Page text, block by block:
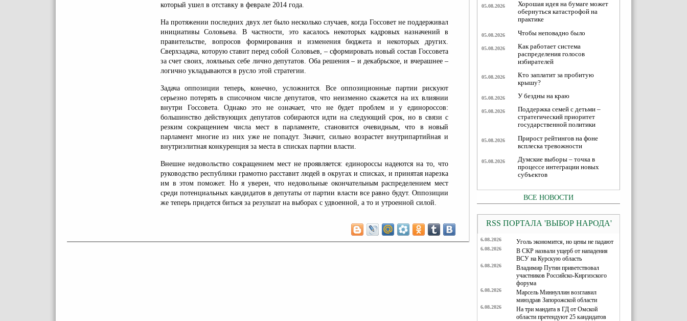
который ушел в отставку в феврале 2014 года.
На протяжении последних двух лет было несколько случаев, когда Госсовет не поддерживал
инициативы Соловьева. В частности, это касалось некоторых кадровых назначений в
правительстве, вопросов формирования и изменения бюджета и некоторых других.
Сверхзадача, которую ставит перед собой Соловьев, – сформировать новый состав Госсовета
за счет своих, лояльных себе лично депутатов. Оба решения – и декабрьское, и вчерашнее –
логично укладываются в русло этой стратегии.
Задача оппозиции теперь, конечно, усложнится. Все оппозиционные партии рискуют
серьезно потерять в списочном числе депутатов, что неизменно скажется на их влиянии
внутри Госсовета. Однако это не означает, что не будет проблем и у единороссов:
большинство действующих депутатов собираются идти на следующий срок, но в связи с
резким сокращением числа мест в парламенте, становится очевидным, что в новый
парламент многие из них уже не попадут. Значит, сильно возрастет внутрипартийная и
внутриэлитная конкуренция за места в списках партии власти.
Внешне недовольство сокращением мест не проявляется: единороссы надеются на то, что
руководство республики грамотно расставит людей в округах и списках, и принятая нарезка
им в этом поможет. Но я уверен, что недовольные окончательным распределением мест
среди потенциальных кандидатов в депутаты от партии власти все равно будут. Оппозиции
же теперь придется биться за результат на выборах с удвоенной, а то и утроенной силой.
05.08.2026
Хорошая идея на бумаге может
обернуться катастрофой на
практике
05.08.2026 Чтобы неповадно было
05.08.2026
Как работает система
распределения голосов
избирателей
05.08.2026
Кто заплатит за пробитую
крышу?
05.08.2026 У бездны на краю
05.08.2026
Поддержка семей с детьми –
стратегический приоритет
государственной политики
05.08.2026
Прирост рейтингов на фоне
всплеска тревожности
05.08.2026
Думские выборы – точка в
процессе интеграции новых
субъектов
ВСЕ НОВОСТИ
RSS ПОРТАЛА 'ВЫБОР НАРОДА'
6.08.2026 Уголь экономится, но цены не падают
6.08.2026
В СКР назвали ущерб от нападения
ВСУ на Курскую область
6.08.2026
Владимир Путин приветствовал
участников Российско-Киргизского
форума
6.08.2026
Марсель Миннуллин возглавил
минздрав Запорожской области
6.08.2026
На три мандата в ГД от Омской
области претендуют 25 кандидатов